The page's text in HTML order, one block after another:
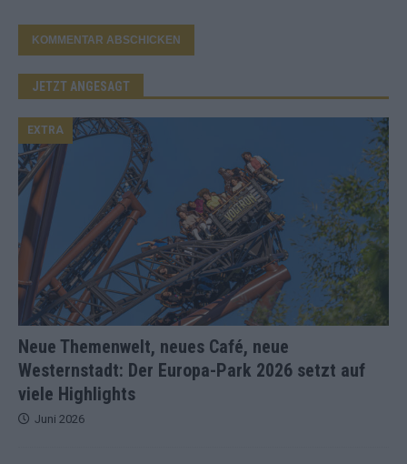
JETZT ANGESAGT
Neue Themenwelt, neues Café, neue
Westernstadt: Der Europa-Park 2026 setzt auf
viele Highlights
EXTRA
Juni 2026